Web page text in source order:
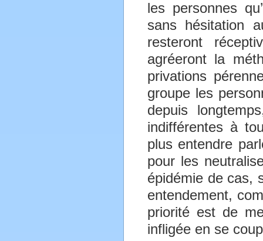
les personnes
sans hésitation
resteront
agréeront la
privations
groupe les
depuis
indifférentes à
plus entendre
pour les
épidémie de cas,
entendement,
priorité est de
infligée en se